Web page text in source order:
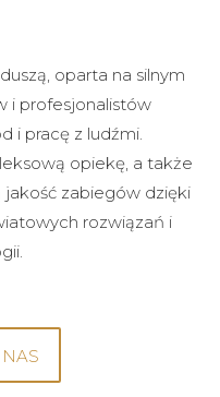
oparta na silnym
i profesjonalistów
i pracę z ludźmi.
opiekę, a także
zabiegów dzięki
rozwiązań i